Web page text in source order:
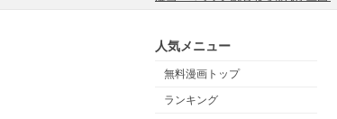
人気メニュー
無料漫画トップ
ランキング